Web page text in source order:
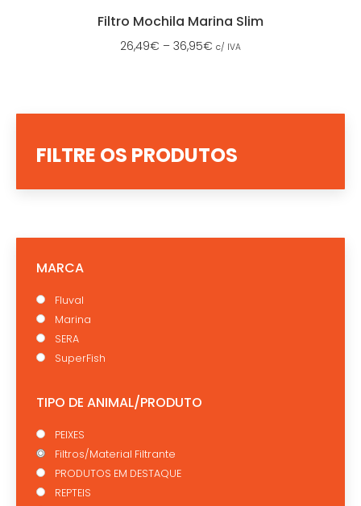
Filtro Mochila Marina Slim
26,49€ – 36,95€ c/ IVA
FILTRE OS PRODUTOS
MARCA
Fluval
Marina
SERA
SuperFish
TIPO DE ANIMAL/PRODUTO
PEIXES
Filtros/Material Filtrante
PRODUTOS EM DESTAQUE
REPTEIS